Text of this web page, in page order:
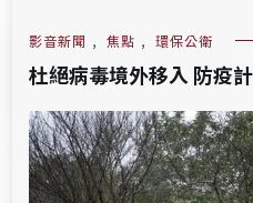
影音新聞 , 焦點 , 環保公衛
杜絕病毒境外移入 防疫